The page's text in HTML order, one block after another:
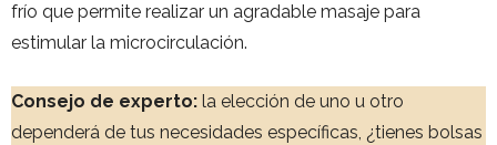
frío que permite realizar un agradable masaje para
estimular la microcirculación.
Consejo de experto: la elección de uno u otro
dependerá de tus necesidades específicas, ¿tienes bolsas